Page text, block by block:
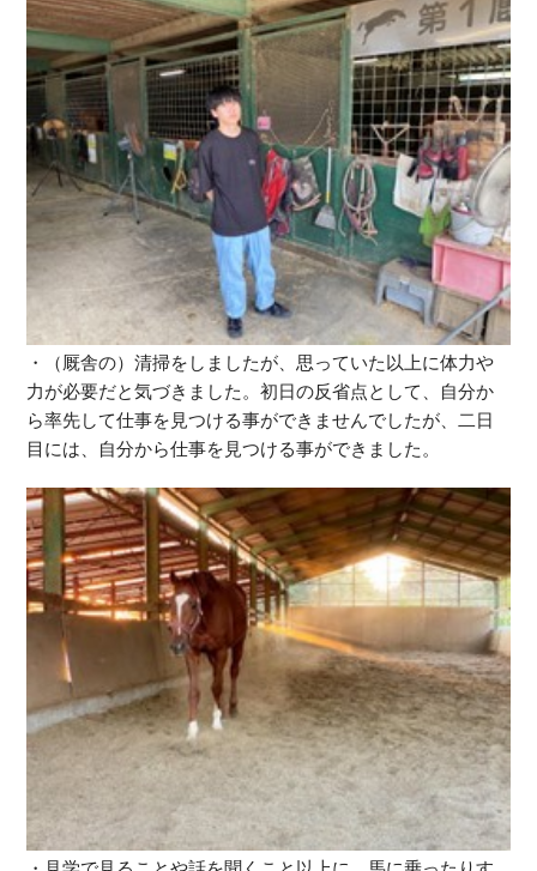
・（厩舎の）清掃をしましたが、思っていた以上に体力や
力が必要だと気づきました。初日の反省点として、自分か
ら率先して仕事を見つける事ができませんでしたが、二日
目には、自分から仕事を見つける事ができました。